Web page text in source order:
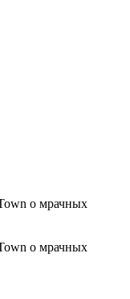
о мрачных
о мрачных